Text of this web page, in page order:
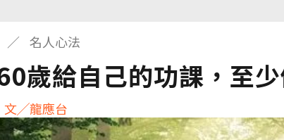
名人心法
歲給自己的功課，至
文╱龍應台